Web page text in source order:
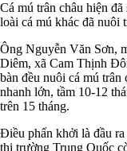
Cá mú trân châu hiện
loài cá mú khác đã nuôi
Ông Nguyễn Văn Sơn,
Diêm, xã Cam Thịnh
bàn đều nuôi cá mú
nhanh lớn, tầm 10-12
trên 15 tháng.
Điều phấn khởi là đầu ra
thị trường Trung Quốc